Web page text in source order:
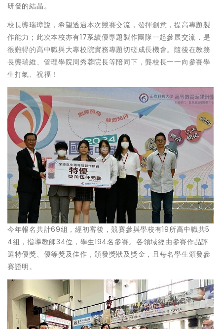
研發的結晶。
校長龔瑞璋說，希望透過本次競賽交流，發揮創意，提高專題製
作能力；此次本校亦有17系績優專題製作團隊一起參展交流，是
很難得的高中職與大專校院實務專題切磋成長機會。隨後在教務
長龔瑞維、管理學院周秀蓉院長等陪同下，龔校長一一向參賽學
生打氣、祝福！
今年報名共計69組，經初審後，競賽參與學校有19所高中職共5
4組，指導教師34位，學生194名參賽。各領域經由參賽作品評
選特優獎、優等獎及佳作，頒發獎狀及獎金，且每名學生頒發參
賽證明。